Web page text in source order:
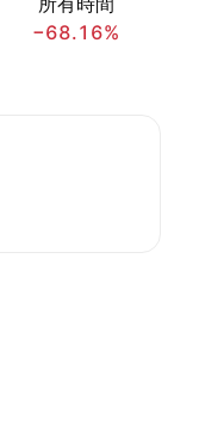
−68.16%